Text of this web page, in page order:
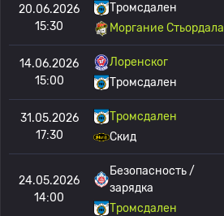
20.06.2026
15:30
Тромсдален
Моргание Стьордала
14.06.2026
15:00
Лоренског
Тромсдален
31.05.2026
17:30
Тромсдален
Скид
24.05.2026
14:00
Безопасность /
зарядка
Тромсдален